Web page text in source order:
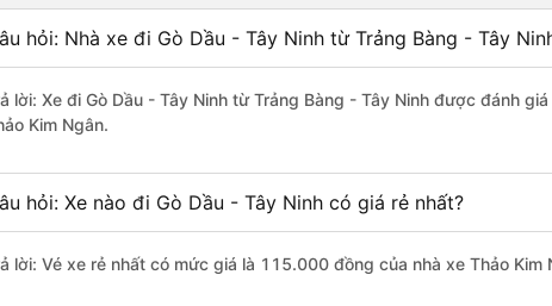
hỏi: Nhà xe đi Gò Dầu - Tây Ninh từ Trảng Bàng - Tây
lời: Xe đi Gò Dầu - Tây Ninh từ Trảng Bàng - Tây Ninh được đánh
Kim Ngân.
hỏi: Xe nào đi Gò Dầu - Tây Ninh có giá rẻ nhất?
lời: Vé xe rẻ nhất có mức giá là 115.000 đồng của nhà xe Thảo Kim